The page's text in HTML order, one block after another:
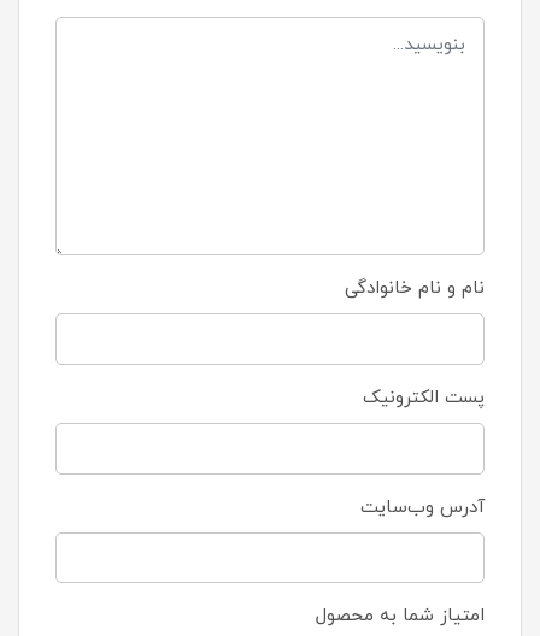
نام و نام خانوادگی
پست الکترونیک
آدرس وب‌سایت
امتیاز شما به محصول